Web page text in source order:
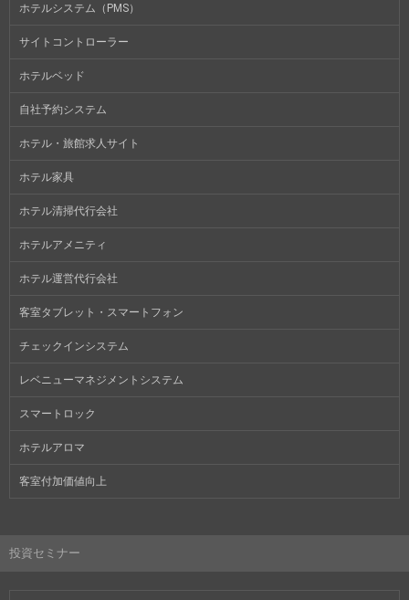
ホテルシステム（PMS）
サイトコントローラー
ホテルベッド
自社予約システム
ホテル・旅館求人サイト
ホテル家具
ホテル清掃代行会社
ホテルアメニティ
ホテル運営代行会社
客室タブレット・スマートフォン
チェックインシステム
レベニューマネジメントシステム
スマートロック
ホテルアロマ
客室付加価値向上
投資セミナー